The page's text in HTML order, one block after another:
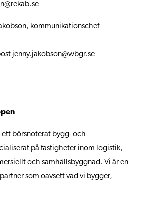
kommunikationschef
jenny.jakobson@wbgr.se
börsnoterat bygg- och
på fastigheter inom logistik,
och samhällsbyggnad. Vi är en
som oavsett vad vi bygger,